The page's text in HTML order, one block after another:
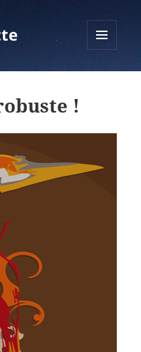
!